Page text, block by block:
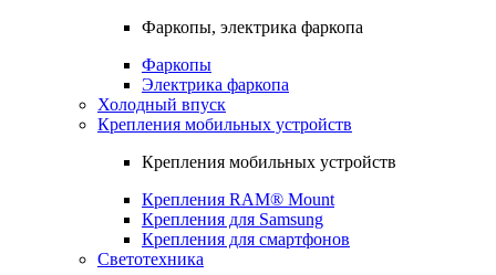
Фаркопы, электрика фаркопа
Фаркопы
Электрика фаркопа
Холодный впуск
Крепления мобильных устройств
Крепления мобильных устройств
Крепления RAM® Mount
Крепления для Samsung
Крепления для смартфонов
Светотехника